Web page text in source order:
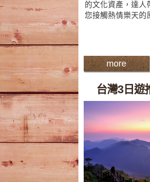
的文化資產，達人
您接觸熱情樂天的
more
台灣3日遊